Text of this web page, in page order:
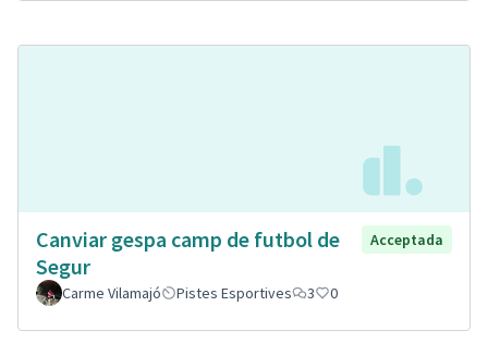
Canviar gespa camp de futbol de
Segur
Acceptada
Carme Vilamajó Pistes Esportives 3 0